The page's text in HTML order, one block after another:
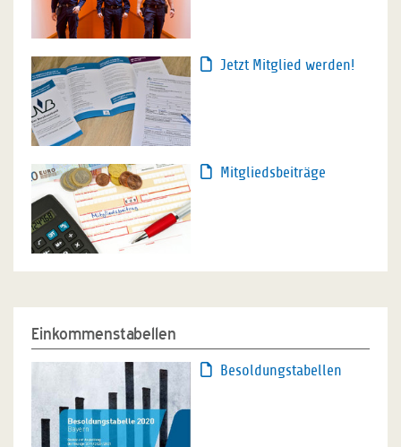
Jetzt Mitglied werden!
Mitgliedsbeiträge
Einkommenstabellen
Besoldungstabellen